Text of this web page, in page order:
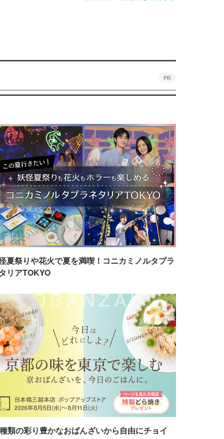
PR
夏祭りや花火で夏を満喫！コニカミノルタプラ
リアTOKYO
類の彩り豊かなおばんざいから自由にチョイ